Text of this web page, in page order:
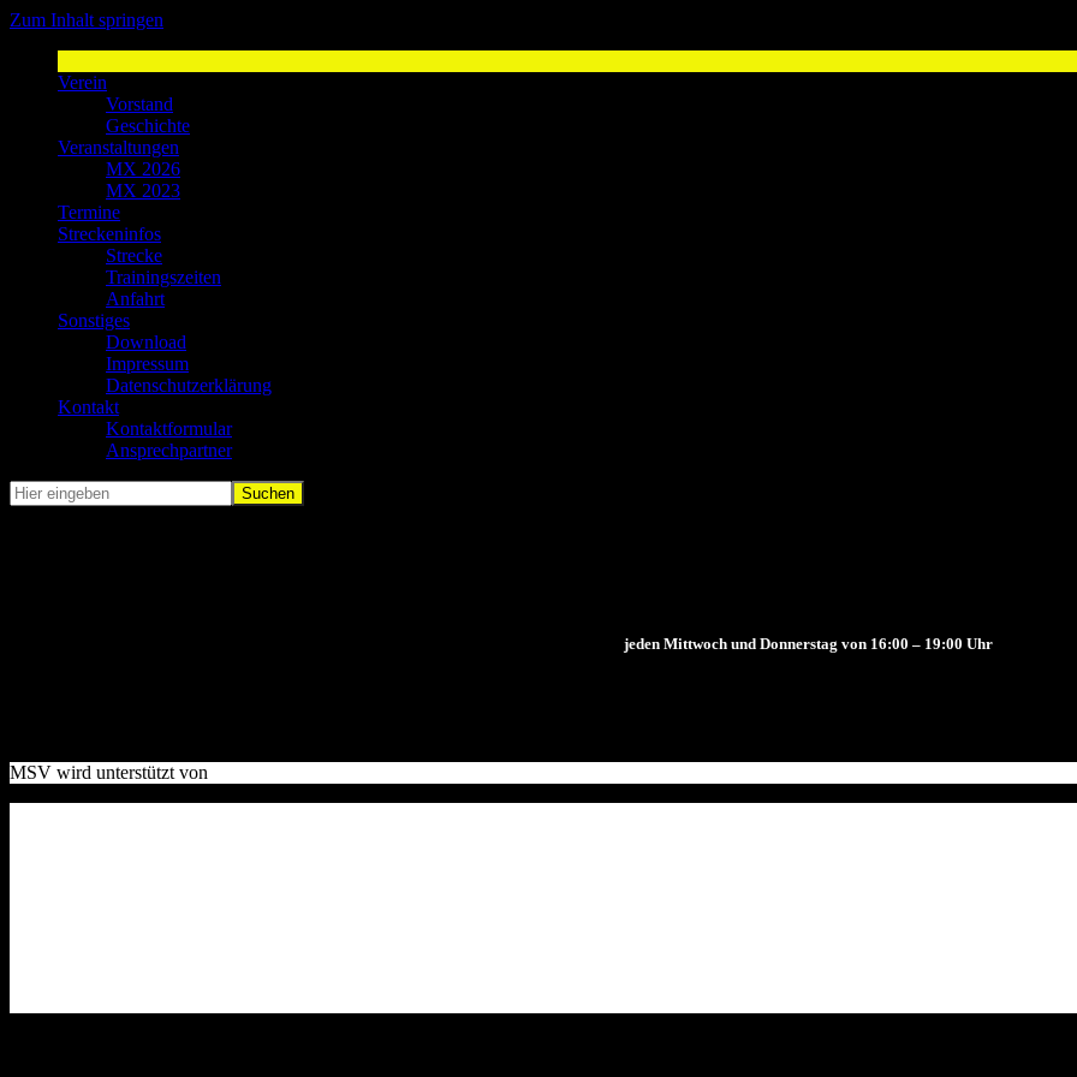
Zum Inhalt springen
Sport-Spaß-Freunde
Verein
Vorstand
Geschichte
Veranstaltungen
MX 2026
MX 2023
Termine
Streckeninfos
Strecke
Trainingszeiten
Anfahrt
Sonstiges
Download
Impressum
Datenschutzerklärung
Kontakt
Kontaktformular
Ansprechpartner
jeden Mittwoch und Donnerstag von 16:00 – 19:00 Uhr
MSV wird unterstützt von